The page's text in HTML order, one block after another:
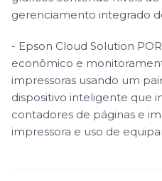
gerenciamento integrado
- Epson Cloud Solution
econômico e
impressoras usando um
dispositivo inteligente que
contadores de páginas e
impressora e uso de